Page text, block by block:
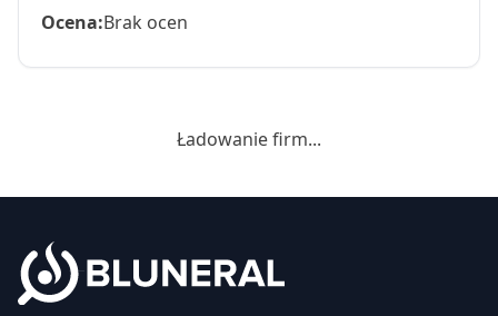
Ocena:Brak ocen
Ładowanie firm...